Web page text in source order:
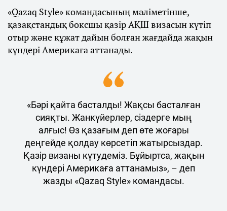
«Qazaq Style» командасының мәліметінше,
қазақстандық боксшы қазір АҚШ визасын күтіп
отыр және құжат дайын болған жағдайда жақын
күндері Америкаға аттанады.
«Бәрі қайта басталды! Жақсы басталған
сияқты. Жанкүйерлер, сіздерге мың
алғыс! Өз қазағым деп өте жоғары
деңгейде қолдау көрсетіп жатырсыздар.
Қазір визаны күтудеміз. Бұйыртса, жақын
күндері Америкаға аттанамыз», – деп
жазды «Qazaq Style» командасы.